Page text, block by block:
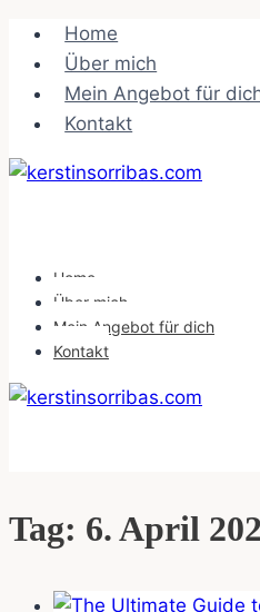
Zum
Inhalt
springen
Home
Über mich
Mein Angebot für
Kontakt
Home
Über mich
Mein Angebot für dich
Kontakt
Tag: 6. April